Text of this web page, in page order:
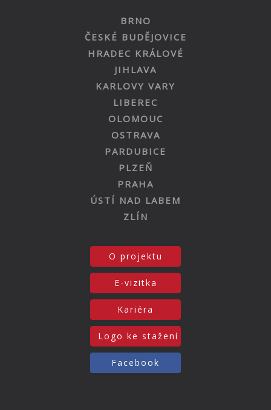
BRNO
ČESKÉ BUDĚJOVICE
HRADEC KRÁLOVÉ
JIHLAVA
KARLOVY VARY
LIBEREC
OLOMOUC
OSTRAVA
PARDUBICE
PLZEŇ
PRAHA
ÚSTÍ NAD LABEM
ZLÍN
O projektu
E-vizitka
Kariéra
Logo ke stažení
Facebook